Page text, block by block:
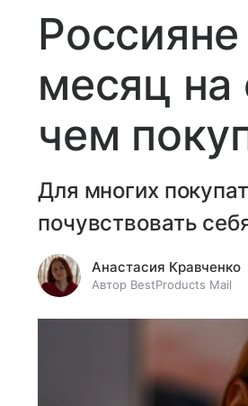
месяц на
чем
Для многих
почувствовать
Анастасия Кравченко
Автор BestProducts Mail